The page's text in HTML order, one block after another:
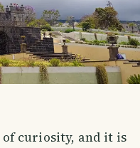
curiosity, and it is